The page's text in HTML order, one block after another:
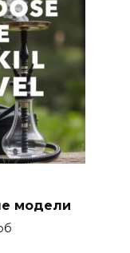
модели